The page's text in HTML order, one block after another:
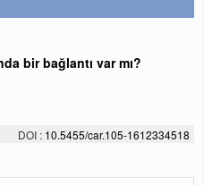
bir bağlantı var mı?
DOI : 10.5455/car.105-1612334518